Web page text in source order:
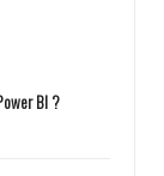
BI ?